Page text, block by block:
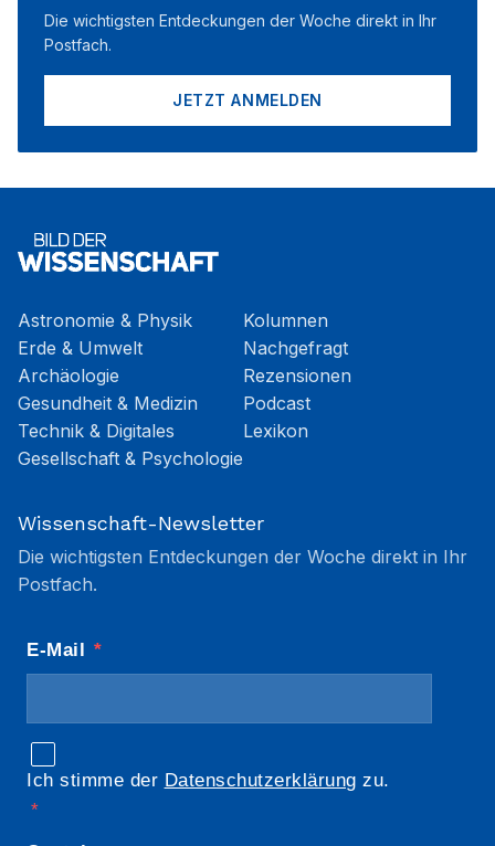
Die wichtigsten Entdeckungen der Woche direkt in Ihr
Postfach.
JETZT ANMELDEN
Astronomie & Physik
Erde & Umwelt
Archäologie
Gesundheit & Medizin
Technik & Digitales
Gesellschaft & Psychologie
Kolumnen
Nachgefragt
Rezensionen
Podcast
Lexikon
Wissenschaft-Newsletter
Die wichtigsten Entdeckungen der Woche direkt in Ihr
Postfach.